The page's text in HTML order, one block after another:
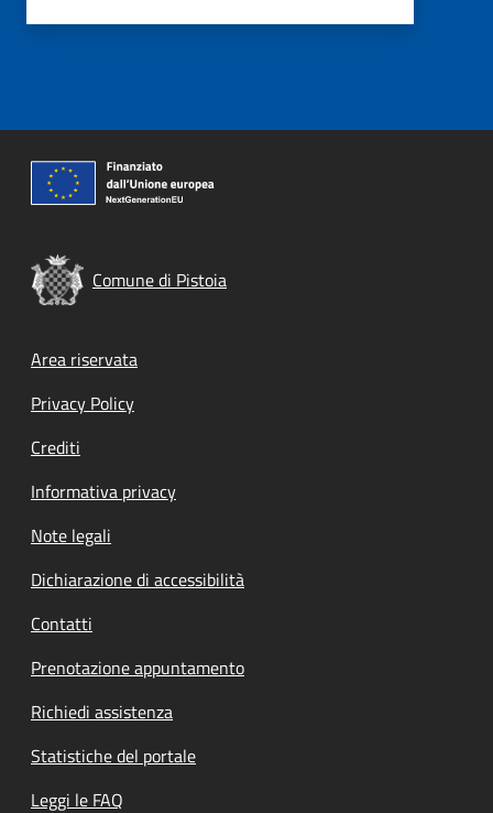
Comune di Pistoia
Footer menu
Area riservata
Privacy Policy
Crediti
Informativa privacy
Note legali
Dichiarazione di accessibilità
Contatti
Prenotazione appuntamento
Richiedi assistenza
Statistiche del portale
Leggi le FAQ